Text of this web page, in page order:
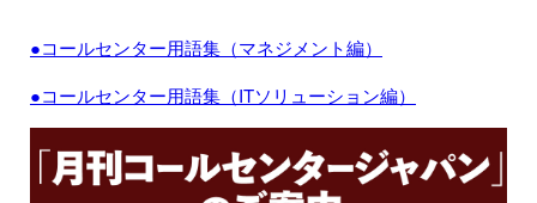
●コールセンター用語集（マネジメント編）
●コールセンター用語集（ITソリューション編）